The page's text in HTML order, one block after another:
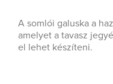
A somlói galuska a
amelyet a tavasz
el lehet készíteni.